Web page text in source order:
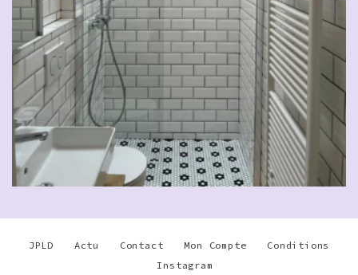
JPLD Actu Contact Mon Compte
Conditions
Instagram